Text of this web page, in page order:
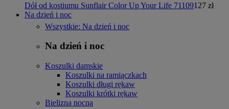
Dół od kostiumu Sunflair Color Up Your Life 71109127 zł
Na dzień i noc
Wszystkie: Na dzień i noc
Na dzień i noc
Koszulki damskie
Koszulki na ramiączkach
Koszulki długi rękaw
Koszulki krótki rękaw
Bielizna nocna